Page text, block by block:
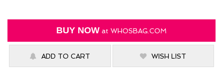
BUY NOW at WHOSBAG.COM
ADD TO CART WISH LIST